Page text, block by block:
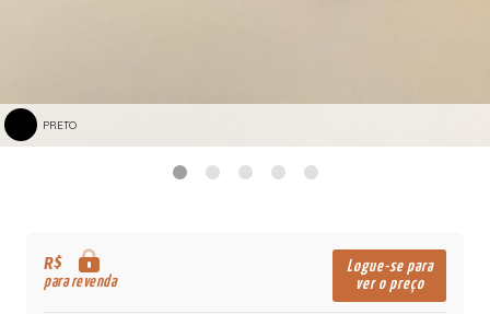
PRETO
R$
para revenda
Logue-se para
ver o preço